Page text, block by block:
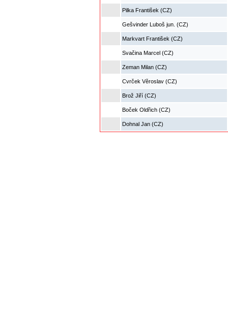
Pilka František (CZ)
Gešvinder Luboš jun. (CZ)
Markvart František (CZ)
Svačina Marcel (CZ)
Zeman Milan (CZ)
Cvrček Věroslav (CZ)
Brož Jiří (CZ)
Boček Oldřich (CZ)
Dohnal Jan (CZ)